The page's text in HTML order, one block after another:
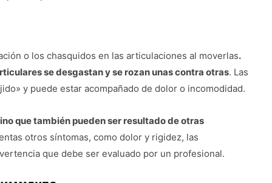
o los chasquidos en las articulaciones al moverlas.
se desgastan y se rozan unas contra otras. Las
y puede estar acompañado de dolor o incomodidad.
que también pueden ser resultado de otras
otros síntomas, como dolor y rigidez, las
que debe ser evaluado por un profesional.